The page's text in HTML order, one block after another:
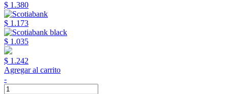
$ 1.380
$ 1.173
$ 1.035
$ 1.242
Agregar al carrito
-